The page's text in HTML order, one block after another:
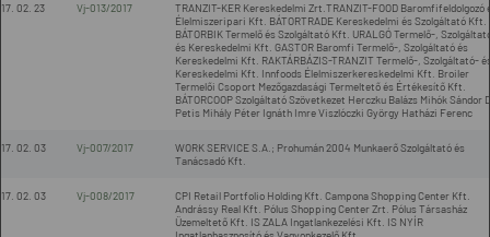
02. 23 Vj-013/2017
TRANZIT-KER Kereskedelmi Zrt.TRANZIT-FOOD Baromfifeldolgozó
Élelmiszeripari Kft. BÁTORTRADE Kereskedelmi és Szolgáltató Kft.
BÁTORBIK Termelő és Szolgáltató Kft. URALGÓ Termelő-,
és Kereskedelmi Kft. GASTOR Baromfi Termelő-, Szolgáltató és
Kereskedelmi Kft. RAKTÁRBÁZIS-TRANZIT Termelő-, Szolgáltató-
Kereskedelmi Kft. Innfoods Élelmiszerkereskedelmi Kft. Broiler
Termelői Csoport Mezőgazdasági Termeltető és Értékesítő Kft.
BÁTORCOOP Szolgáltató Szövetkezet Herczku Balázs Mihók Sándor
Petis Mihály Péter Ignáth Imre Viszlóczki György Hatházi Ferenc
02. 03 Vj-007/2017
WORK SERVICE S.A.; Prohumán 2004 Munkaerő Szolgáltató és
Tanácsadó Kft.
02. 03 Vj-008/2017
CPI Retail Portfolio Holding Kft. Campona Shopping Center Kft.
Andrássy Real Kft. Pólus Shopping Center Zrt. Pólus Társasház
Üzemeltető Kft. IS ZALA Ingatlankezelési Kft. IS NYÍR